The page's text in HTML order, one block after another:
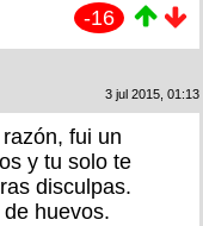
-16
3 jul 2015, 01:13
fui un
y tu solo te
disculpas.
huevos.